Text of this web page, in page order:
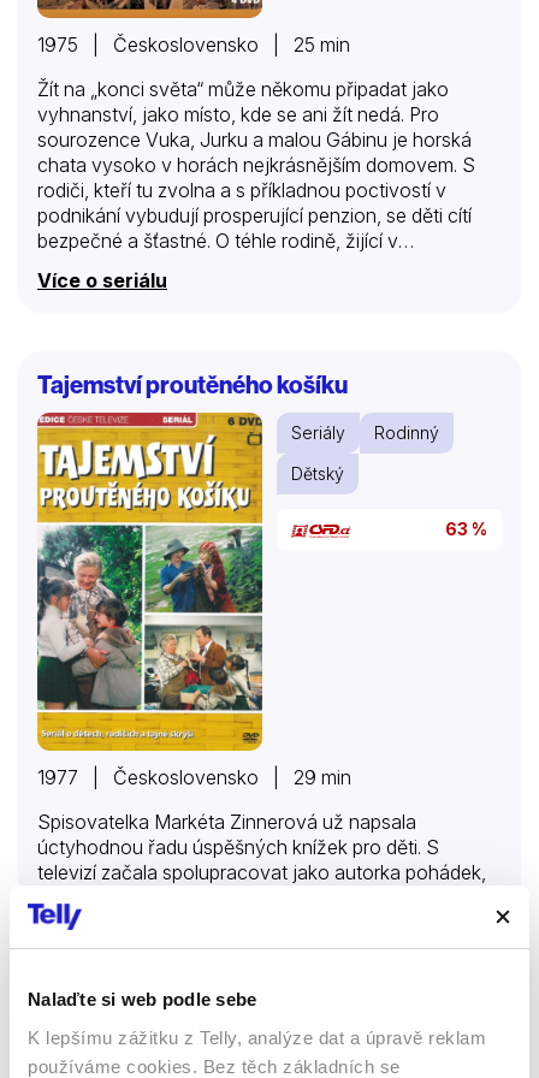
Nalaďte si web podle sebe
K lepšímu zážitku z Telly, analýze dat a úpravě reklam
používáme cookies. Bez těch základních se
1975 | Československo | 25 min
Žít na „konci světa“ může někomu připadat jako
vyhnanství, jako místo, kde se ani žít nedá. Pro
sourozence Vuka, Jurku a malou Gábinu je horská
chata vysoko v horách nejkrásnějším domovem. S
rodiči, kteří tu zvolna a s příkladnou poctivostí v
podnikání vybudují prosperující penzion, se děti cítí
bezpečné a šťastné. O téhle rodině, žijící v
harmonické symbióze s nádhernou, ale i krutou
horskou přírodou, vypráví úspěšný třináctidílný
Více o seriálu
Tajemství proutěného košíku
Seriály
Rodinný
Dětský
63 %
1977 | Československo | 29 min
Spisovatelka Markéta Zinnerová už napsala
úctyhodnou řadu úspěšných knížek pro děti. S
televizí začala spolupracovat jako autorka pohádek,
„Čarovné prstýnky“, „O štěstí a kráse“ a další. Pak se
rozhodla zkusit televizní žánr nejtěžší – seriál. Hned
profesionální zkušenosti a hlavně svůj krásný vztah k
tom, co děti trápí, co je těší, o jejich přirozené touze
Více o seriálu